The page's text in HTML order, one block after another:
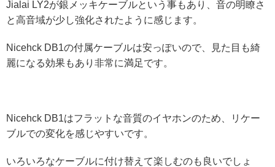
Jialai LY2が銀メッキケーブルという事もあり、音の明瞭さ
と高音域が少し強化されたように感じます。
Nicehck DB1の付属ケーブルは安っぽいので、見た目も綺
麗になる効果もあり非常に満足です。
Nicehck DB1はフラットな音質のイヤホンのため、リケー
ブルでの変化を感じやすいです。
いろいろなケーブルに付け替えて楽しむのも良いでしょ